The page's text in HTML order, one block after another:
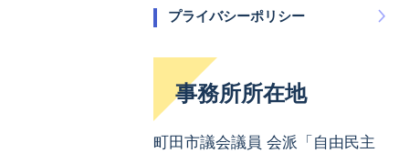
プライバシーポリシー
事務所所在地
町田市議会議員 会派「自由民主